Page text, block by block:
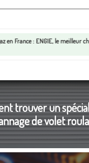
le meilleur choix pour les
trouver un
de volet